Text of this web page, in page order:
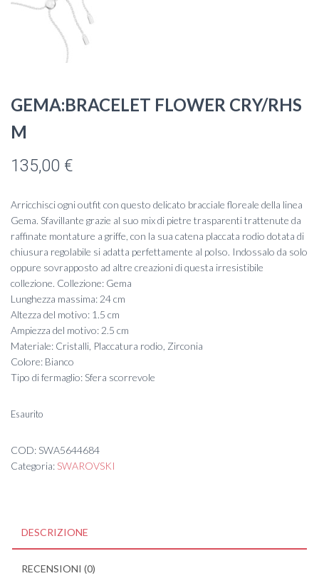
GEMA:BRACELET FLOWER CRY/RHS
M
135,00 €
Arricchisci ogni outfit con questo delicato bracciale floreale della linea
Gema. Sfavillante grazie al suo mix di pietre trasparenti trattenute da
raffinate montature a griffe, con la sua catena placcata rodio dotata di
chiusura regolabile si adatta perfettamente al polso. Indossalo da solo
oppure sovrapposto ad altre creazioni di questa irresistibile
collezione. Collezione: Gema
Lunghezza massima: 24 cm
Altezza del motivo: 1.5 cm
Ampiezza del motivo: 2.5 cm
Materiale: Cristalli, Placcatura rodio, Zirconia
Colore: Bianco
Tipo di fermaglio: Sfera scorrevole
Esaurito
COD: SWA5644684
Categoria: SWAROVSKI
DESCRIZIONE
RECENSIONI (0)